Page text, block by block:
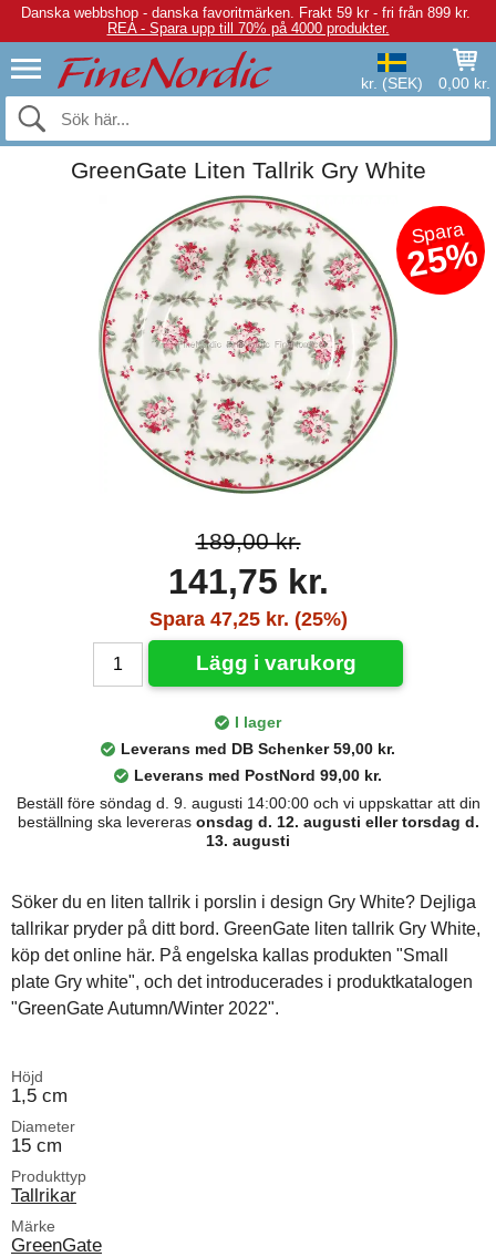
Danska webbshop - danska favoritmärken. Frakt 59 kr - fri från 899 kr.
REA - Spara upp till 70% på 4000 produkter.
kr. (SEK) 0,00 kr.
GreenGate Liten Tallrik Gry White
Spara
25%
189,00 kr.
141,75 kr.
Spara 47,25 kr. (25%)
Lägg i varukorg
I lager
Leverans med DB Schenker 59,00 kr.
Leverans med PostNord 99,00 kr.
Beställ före söndag d. 9. augusti 14:00:00 och vi uppskattar att din
beställning ska levereras onsdag d. 12. augusti eller torsdag d.
13. augusti
Söker du en liten tallrik i porslin i design Gry White? Dejliga
tallrikar pryder på ditt bord. GreenGate liten tallrik Gry White,
köp det online här. På engelska kallas produkten "Small
plate Gry white", och det introducerades i produktkatalogen
"GreenGate Autumn/Winter 2022".
Höjd
1,5 cm
Diameter
15 cm
Produkttyp
Tallrikar
Märke
GreenGate